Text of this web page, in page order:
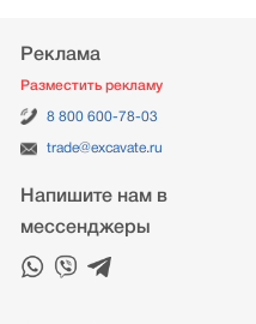
Реклама
Разместить рекламу
8 800 600-78-03
trade@excavate.ru
Напишите нам в
мессенджеры